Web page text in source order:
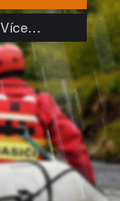
Více…